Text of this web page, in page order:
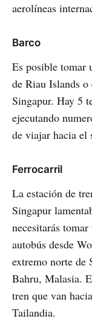
aerolíneas
Barco
Es posible tomar
de Riau Islands o
Singapur. Hay 5
ejecutando
de viajar hacia el
Ferrocarril
La estación de
Singapur
necesitarás
autobús desde
extremo norte de
Bahru, Malasia.
tren que van
Tailandia.